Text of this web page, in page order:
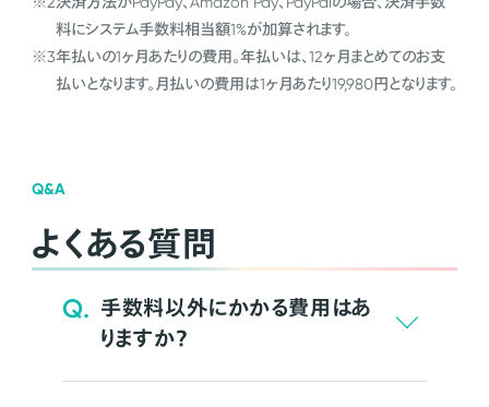
料にシステム手数料相当額1%が加算されます。
※3年払いの1ヶ月あたりの費用。年払いは、12ヶ月まとめてのお支
払いとなります。月払いの費用は1ヶ月あたり19,980円となります。
Q&A
よくある質問
Q. 手数料以外にかかる費用はあ
りますか？